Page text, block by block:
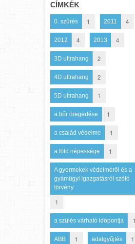
CÍMKÉK
0. szűrés 1 2011 4
2012 4 2013 4
3D ultrahang 2
4D ultrahang 2
5D ultrahang 1
a bőr öregedése 1
a család védelme 1
a föld népessége 1
A gyermekek védelméről és a
gyámügyi igazgatásról szóló
törvény
1
a szülés várható időpontja 1
ABB 1 adatgyűjtés 1